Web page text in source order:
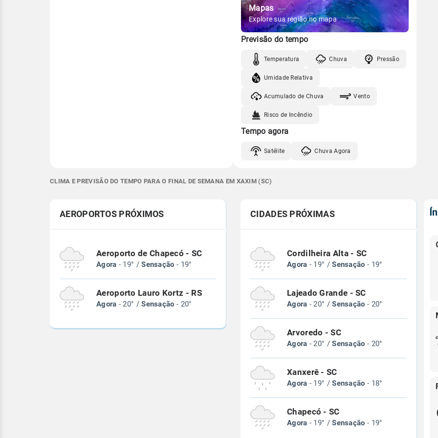
Mapas
Explore sua região no mapa
Previsão do tempo
Temperatura Chuva Pressão
Umidade Relativa
Acumulado de Chuva Vento
Risco de Incêndio
Tempo agora
Satélite Chuva Agora
CLIMA E PREVISÃO DO TEMPO PARA O FINAL DE SEMANA EM XAXIM (SC)
AEROPORTOS PRÓXIMOS
Aeroporto de Chapecó - SC
Agora - 19° /Sensação - 19°
Aeroporto Lauro Kortz - RS
Agora - 20° /Sensação - 20°
CIDADES PRÓXIMAS
Cordilheira Alta - SC
Agora - 19° /Sensação - 19°
Lajeado Grande - SC
Agora - 20° /Sensação - 20°
Arvoredo - SC
Agora - 20° /Sensação - 20°
Xanxerê - SC
Agora - 19° /Sensação - 18°
Chapecó - SC
Agora - 19° /Sensação - 19°